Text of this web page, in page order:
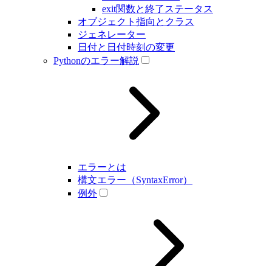
exit関数と終了ステータス
オブジェクト指向とクラス
ジェネレーター
日付と日付時刻の変更
Pythonのエラー解説
エラーとは
構文エラー（SyntaxError）
例外